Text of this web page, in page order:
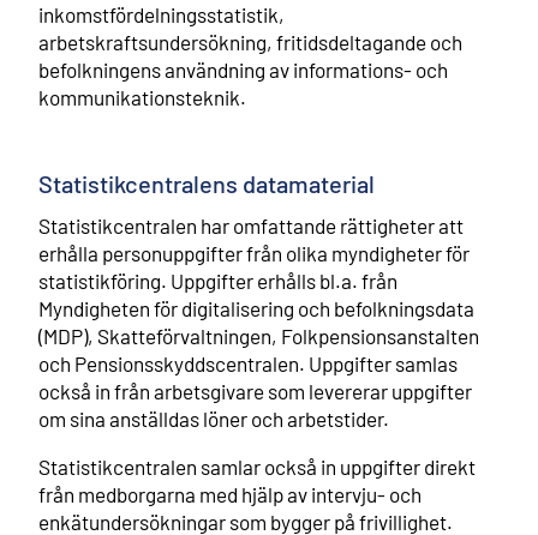
inkomstfördelningsstatistik,
arbetskraftsundersökning, fritidsdeltagande och
befolkningens användning av informations- och
kommunikationsteknik.
Statistikcentralens datamaterial
Statistikcentralen har omfattande rättigheter att
erhålla personuppgifter från olika myndigheter för
statistikföring. Uppgifter erhålls bl.a. från
Myndigheten för digitalisering och befolkningsdata
(MDP), Skatteförvaltningen, Folkpensionsanstalten
och Pensionsskyddscentralen. Uppgifter samlas
också in från arbetsgivare som levererar uppgifter
om sina anställdas löner och arbetstider.
Statistikcentralen samlar också in uppgifter direkt
från medborgarna med hjälp av intervju- och
enkätundersökningar som bygger på frivillighet.